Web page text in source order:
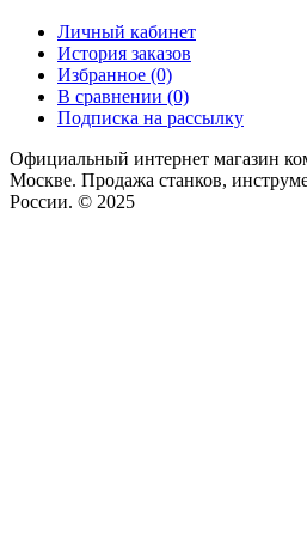
Личный кабинет
История заказов
Избранное (0)
В сравнении (0)
Подписка на рассылку
Официальный интернет магазин
Москве. Продажа станков,
России. © 2025